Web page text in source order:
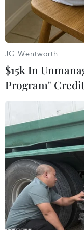
Cố vấn An ninh
phu nhân Phó
Ngày 24/3,
Rasmussen đã
các quan chức
vùng lãnh thổ tự
điều này là
JG Wentworth
$15k In
Program"